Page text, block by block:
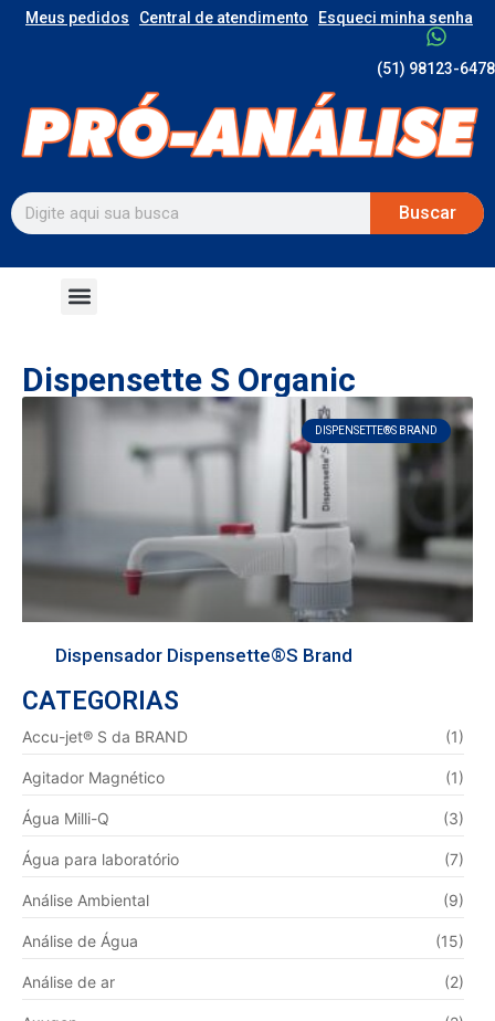
Meus pedidos Central de atendimento Esqueci minha senha
(51) 98123-6478
Buscar
Dispensette S Organic
DISPENSETTE®S BRAND
Dispensador Dispensette®S Brand
CATEGORIAS
Accu-jet® S da BRAND (1)
Agitador Magnético (1)
Água Milli-Q (3)
Água para laboratório (7)
Análise Ambiental (9)
Análise de Água (15)
Análise de ar (2)